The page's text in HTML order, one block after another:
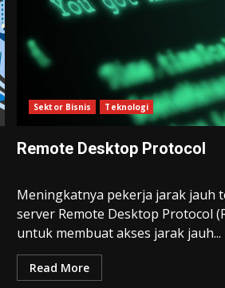
Sektor Bisnis Teknologi
Remote Desktop Protocol
Meningkatnya pekerja jarak jauh
server Remote Desktop Protocol
untuk membuat akses jarak jauh...
Read More